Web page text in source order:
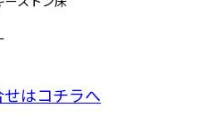
はコチラへ